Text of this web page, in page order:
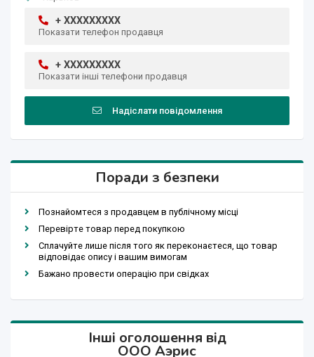
+ XXXXXXXXX
Показати телефон продавця
+ XXXXXXXXX
Показати інші телефони продавця
Надіслати повідомлення
Поради з безпеки
Познайомтеся з продавцем в публічному місці
Перевірте товар перед покупкою
Сплачуйте лише після того як переконаєтеся, що товар
відповідає опису і вашим вимогам
Бажано провести операцію при свідках
Інші оголошення від
ООО Аэрис